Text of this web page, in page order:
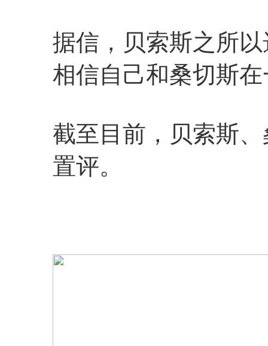
据信，贝索斯之所
相信自己和桑切斯
截至目前，贝索斯
置评。